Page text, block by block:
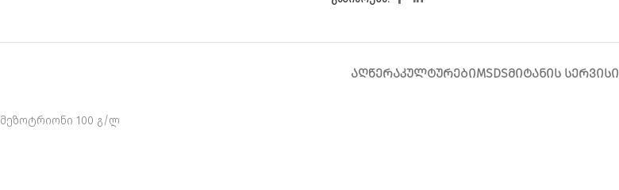
ᲐᲦᲬᲔᲠᲐᲙᲣᲚᲢᲣᲠᲔᲑᲘMSDSᲛᲘᲢᲐᲜᲘᲡ ᲡᲔᲠᲕᲘᲡᲘ
მეზოტრიონი 100 გ/ლ